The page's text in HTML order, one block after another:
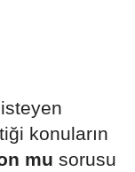
konuların
mu sorusu